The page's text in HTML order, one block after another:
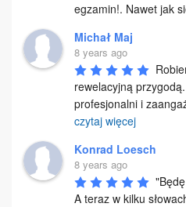
egzamin!. Nawet jak
Michał Maj
8 years ago
rewelacyjną
profesjonalni i
czytaj więcej
Konrad Loesch
8 years ago
A teraz w kilku